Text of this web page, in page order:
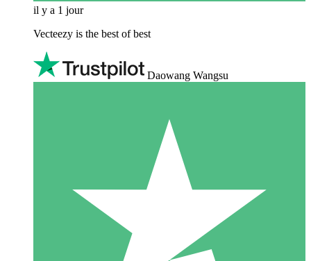
il y a 1 jour
Vecteezy is the best of best
Daowang Wangsu